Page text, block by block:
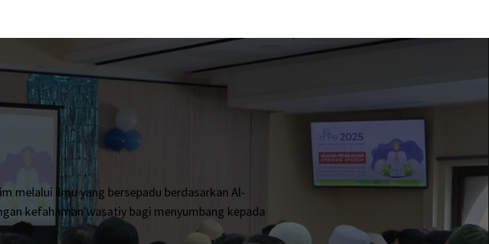
melalui ilmu yang bersepadu berdasarkan Al-
kefahaman wasatiy bagi menyumbang kepada